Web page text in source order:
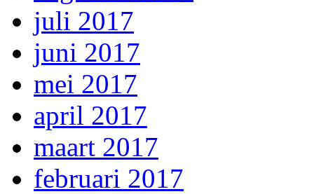
juli 2017
juni 2017
mei 2017
april 2017
maart 2017
februari 2017